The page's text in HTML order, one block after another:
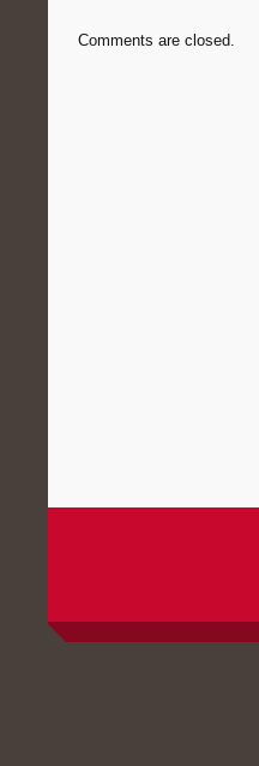
Comments are closed.